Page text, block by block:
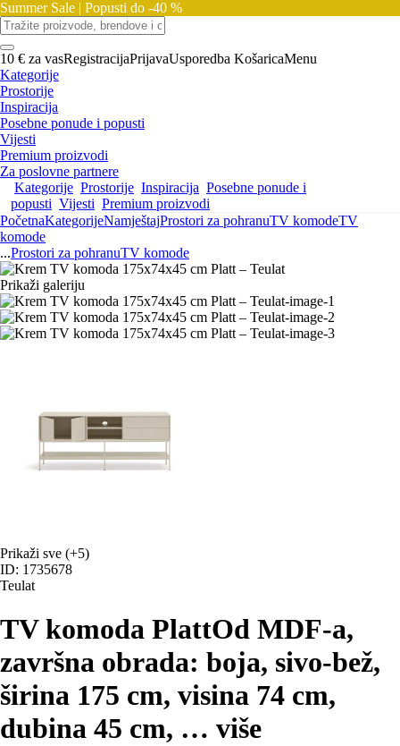
Summer Sale | Popusti do -40 %
10 € za vasRegistracijaPrijavaUsporedba KošaricaMenu
Kategorije
Prostorije
Inspiracija
Posebne ponude i popusti
Vijesti
Premium proizvodi
Za poslovne partnere
Kategorije Prostorije Inspiracija Posebne ponude i
popusti Vijesti Premium proizvodi
PočetnaKategorijeNamještajProstori za pohranuTV komodeTV
komode
...Prostori za pohranuTV komode
Prikaži galeriju
Prikaži sve (+5)
ID: 1735678
Teulat
TV komoda PlattOd MDF-a,
završna obrada: boja, sivo-bež,
širina 175 cm, visina 74 cm,
dubina 45 cm, … više